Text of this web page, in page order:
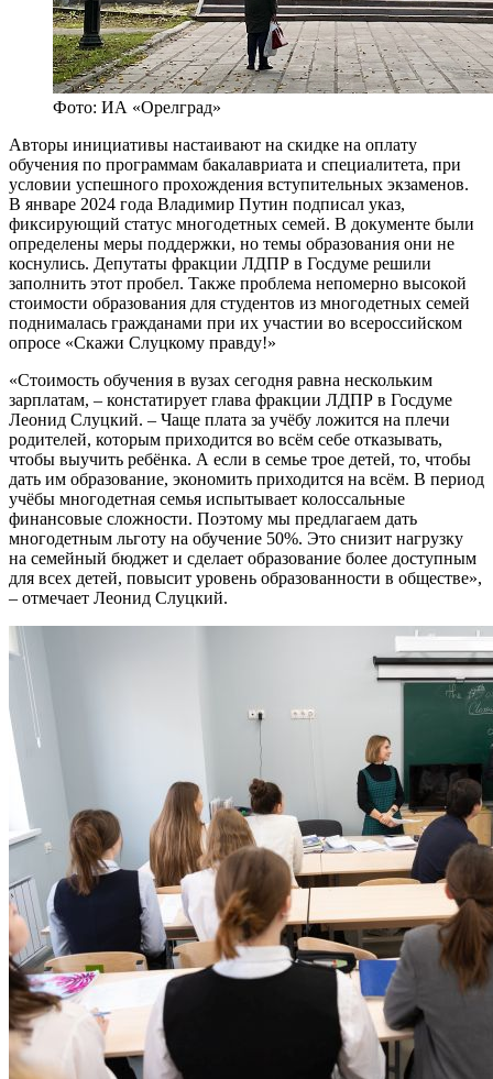
Фото: ИА «Орелград»
Авторы инициативы настаивают на скидке на оплату
обучения по программам бакалавриата и специалитета, при
условии успешного прохождения вступительных экзаменов.
В январе 2024 года Владимир Путин подписал указ,
фиксирующий статус многодетных семей. В документе были
определены меры поддержки, но темы образования они не
коснулись. Депутаты фракции ЛДПР в Госдуме решили
заполнить этот пробел. Также проблема непомерно высокой
стоимости образования для студентов из многодетных семей
поднималась гражданами при их участии во всероссийском
опросе «Скажи Слуцкому правду!»
«Стоимость обучения в вузах сегодня равна нескольким
зарплатам, – констатирует глава фракции ЛДПР в Госдуме
Леонид Слуцкий. – Чаще плата за учёбу ложится на плечи
родителей, которым приходится во всём себе отказывать,
чтобы выучить ребёнка. А если в семье трое детей, то, чтобы
дать им образование, экономить приходится на всём. В период
учёбы многодетная семья испытывает колоссальные
финансовые сложности. Поэтому мы предлагаем дать
многодетным льготу на обучение 50%. Это снизит нагрузку
на семейный бюджет и сделает образование более доступным
для всех детей, повысит уровень образованности в обществе»,
– отмечает Леонид Слуцкий.